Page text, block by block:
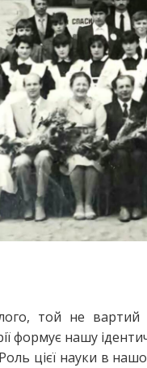
той не
формує нашу
Роль цієї науки в